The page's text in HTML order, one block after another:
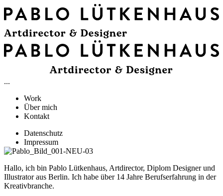
...
Work
Über mich
Kontakt
Datenschutz
Impressum
Hallo, ich bin Pablo Lütkenhaus, Artdirector, Diplom Designer und
Illustrator aus Berlin. Ich habe über 14 Jahre Berufserfahrung in der
Kreativbranche.